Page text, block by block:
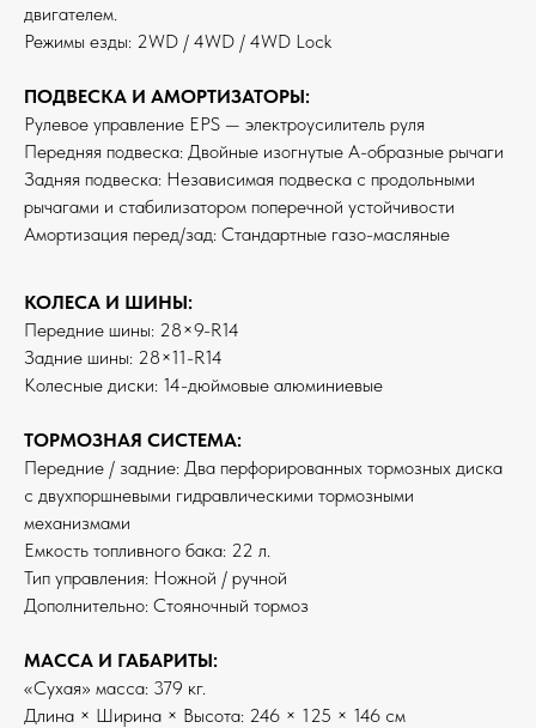
двигателем.
Режимы езды: 2WD / 4WD / 4WD Lock
ПОДВЕСКА И АМОРТИЗАТОРЫ:
Рулевое управление EPS — электроусилитель руля
Передняя подвеска: Двойные изогнутые А-образные рычаги
Задняя подвеска: Независимая подвеска с продольными
рычагами и стабилизатором поперечной устойчивости
Амортизация перед/зад: Стандартные газо-масляные
КОЛЕСА И ШИНЫ:
Передние шины: 28×9-R14
Задние шины: 28×11-R14
Колесные диски: 14-дюймовые алюминиевые
ТОРМОЗНАЯ СИСТЕМА:
Передние / задние: Два перфорированных тормозных диска
с двухпоршневыми гидравлическими тормозными
механизмами
Емкость топливного бака: 22 л.
Тип управления: Ножной / ручной
Дополнительно: Стояночный тормоз
МАССА И ГАБАРИТЫ:
«Сухая» масса: 379 кг.
Длина × Ширина × Высота: 246 × 125 × 146 см